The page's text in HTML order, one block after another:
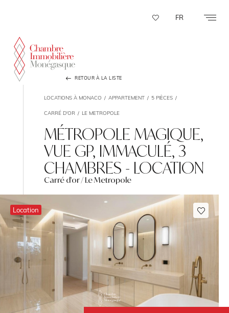
FR
RETOUR À LA LISTE
LOCATIONS À MONACO APPARTEMENT 5 PIÈCES
CARRÉ D'OR LE METROPOLE
MÉTROPOLE MAGIQUE,
VUE GP, IMMACULÉ, 3
CHAMBRES - LOCATION
Carré d'or / Le Metropole
Location